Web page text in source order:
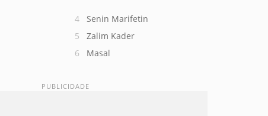
Senin Marifetin
Zalim Kader
Masal